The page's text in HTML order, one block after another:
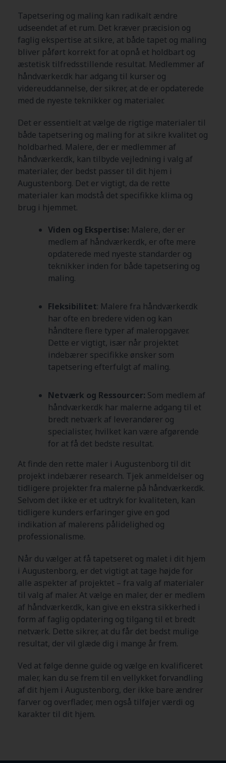
Tapetsering og maling kan radikalt ændre
udseendet af et rum. Det kræver præcision og
faglig ekspertise at sikre, at både tapet og maling
bliver påført korrekt for at opnå et holdbart og
æstetisk tilfredsstillende resultat. Medlemmer af
håndværker.dk har adgang til kurser og
videreuddannelse, der sikrer, at de er opdaterede
med de nyeste teknikker og materialer.
Det er essentielt at vælge de rigtige materialer til
både tapetsering og maling for at sikre kvalitet og
holdbarhed. Malere, der er medlemmer af
håndværker.dk, kan tilbyde vejledning i valg af
materialer, der bedst passer til dit hjem i
Augustenborg. Det er vigtigt, da de rette
materialer kan modstå det specifikke klima og
brug i hjemmet.
Viden og Ekspertise: Malere, der er
medlem af håndværker.dk, er ofte mere
opdaterede med nyeste standarder og
teknikker inden for både tapetsering og
maling.
Fleksibilitet: Malere fra håndværker.dk
har ofte en bredere viden og kan
håndtere flere typer af maleropgaver.
Dette er vigtigt, især når projektet
indebærer specifikke ønsker som
tapetsering efterfulgt af maling.
Netværk og Ressourcer: Som medlem af
håndværker.dk har malerne adgang til et
bredt netværk af leverandører og
specialister, hvilket kan være afgørende
for at få det bedste resultat.
At finde den rette maler i Augustenborg til dit
projekt indebærer research. Tjek anmeldelser og
tidligere projekter fra malerne på håndværker.dk.
Selvom det ikke er et udtryk for kvaliteten, kan
tidligere kunders erfaringer give en god
indikation af malerens pålidelighed og
professionalisme.
Når du vælger at få tapetseret og malet i dit hjem
i Augustenborg, er det vigtigt at tage højde for
alle aspekter af projektet – fra valg af materialer
til valg af maler. At vælge en maler, der er medlem
af håndværker.dk, kan give en ekstra sikkerhed i
form af faglig opdatering og tilgang til et bredt
netværk. Dette sikrer, at du får det bedst mulige
resultat, der vil glæde dig i mange år frem.
Ved at følge denne guide og vælge en kvalificeret
maler, kan du se frem til en vellykket forvandling
af dit hjem i Augustenborg, der ikke bare ændrer
farver og overflader, men også tilføjer værdi og
karakter til dit hjem.